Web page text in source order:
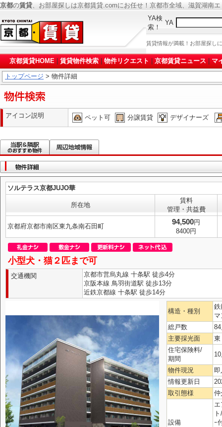
京都の賃貸、お部屋探しは京都賃貸.comにお任せ！京都市全域、滋賀湖南
YA検
索！
YA
賃貸情報が満載！お部屋探し
京都賃貸HOME 賃貸物件検索 物件リクエスト 京都賃貸ニュース マ
トップページ > 物件詳細
アイコン説明 ペット可 分譲賃貸 デザイナーズ
ソルテラス京都JUJO華
所在地
賃料
管理・共益費
京都府京都市南区東九条南石田町
94,500円
8400円
小型犬・猫２匹まで可
交通機関
京都市営烏丸線 十条駅 徒歩4分
京阪本線 鳥羽街道駅 徒歩13分
近鉄京都線 十条駅 徒歩14分
構造・種別
鉄
総戸数
主要採光面
東
住宅保険料/
期間
物件現況
情報更新日
取引態様
仲
設備
ｰ